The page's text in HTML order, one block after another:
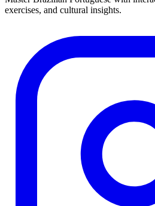
exercises, and cultural insights.